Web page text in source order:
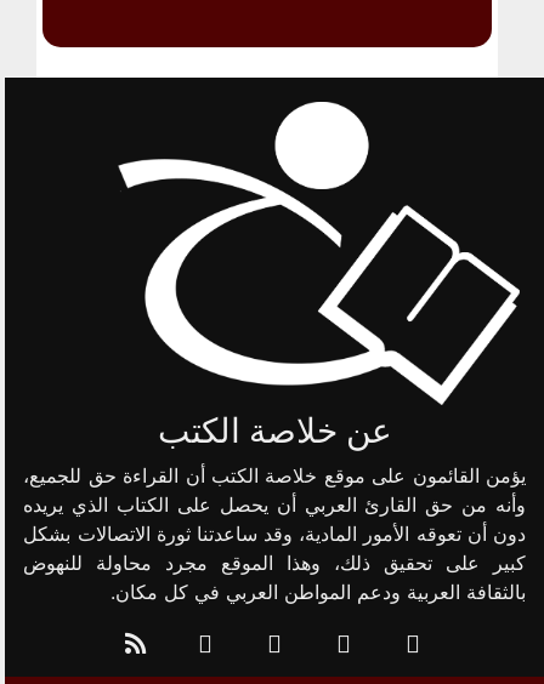
عن خلاصة الكتب
يؤمن القائمون على موقع خلاصة الكتب أن القراءة حق للجميع،
وأنه من حق القارئ العربي أن يحصل على الكتاب الذي يريده
دون أن تعوقه الأمور المادية، وقد ساعدتنا ثورة الاتصالات بشكل
كبير على تحقيق ذلك، وهذا الموقع مجرد محاولة للنهوض
بالثقافة العربية ودعم المواطن العربي في كل مكان.